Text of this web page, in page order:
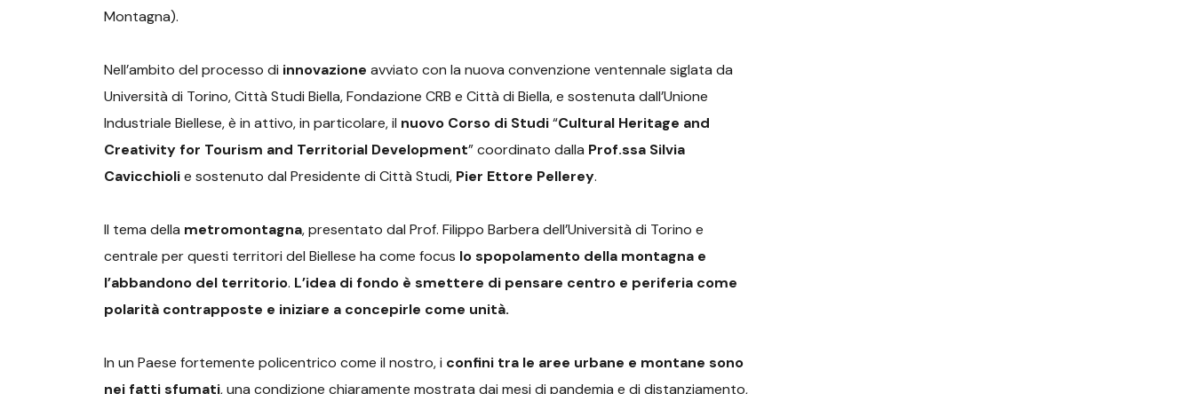
Montagna).
Nell’ambito del processo di innovazione avviato con la nuova convenzione ventennale siglata da
Università di Torino, Città Studi Biella, Fondazione CRB e Città di Biella, e sostenuta dall’Unione
Industriale Biellese, è in attivo, in particolare, il nuovo Corso di Studi“Cultural Heritage and
Creativity for Tourism and Territorial Development” coordinato dalla Prof.ssa Silvia
Cavicchiolie sostenuto dal Presidente di Città Studi, Pier Ettore Pellerey.
Il tema della metromontagna, presentato dal Prof. Filippo Barbera dell’Università di Torino e
centrale per questi territori del Biellese ha come focus lo spopolamento della montagna e
l’abbandono del territorio. L’idea di fondo è smettere di pensare centro e periferia come
polarità contrapposte e iniziare a concepirle come unità.
In un Paese fortemente policentrico come il nostro, i confini tra le aree urbane e montane sono
nei fatti sfumati, una condizione chiaramente mostrata dai mesi di pandemia e di distanziamento,